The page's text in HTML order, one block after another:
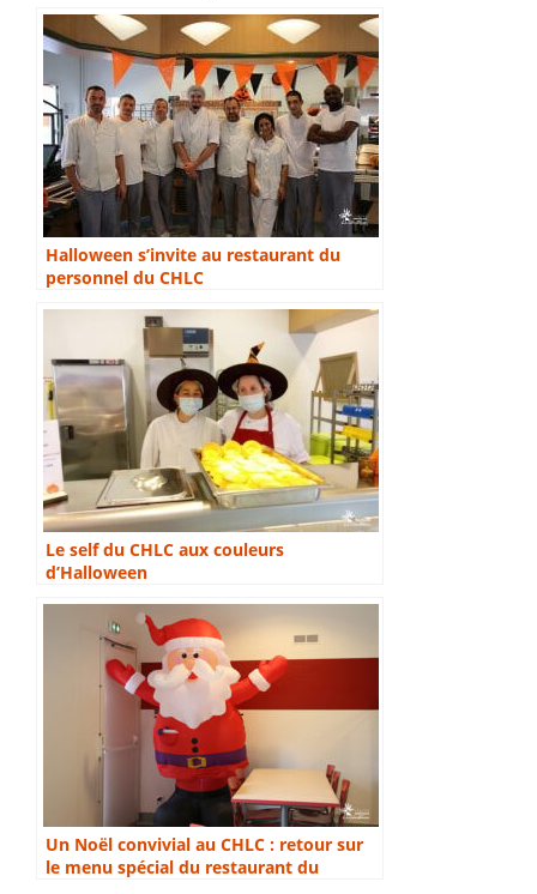
Halloween s’invite au restaurant du
personnel du CHLC
Le self du CHLC aux couleurs
d’Halloween
Un Noël convivial au CHLC : retour sur
le menu spécial du restaurant du